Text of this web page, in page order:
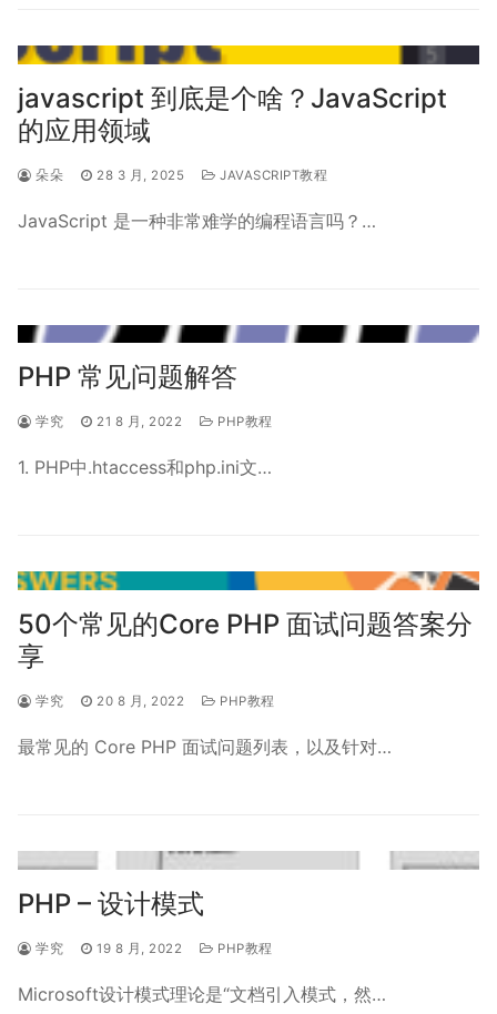
javascript 到底是个啥？JavaScript
的应用领域
朵朵 28 3 月, 2025 JAVASCRIPT教程
JavaScript 是一种非常难学的编程语言吗？…
PHP 常见问题解答
学究 21 8 月, 2022 PHP教程
1. PHP中.htaccess和php.ini文…
50个常见的Core PHP 面试问题答案分
享
学究 20 8 月, 2022 PHP教程
最常见的 Core PHP 面试问题列表，以及针对…
PHP – 设计模式
学究 19 8 月, 2022 PHP教程
Microsoft设计模式理论是“文档引入模式，然…